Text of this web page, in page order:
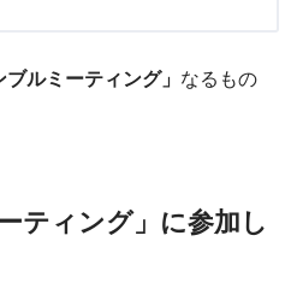
ブルミーティング」 なるもの
ティング」に参加し